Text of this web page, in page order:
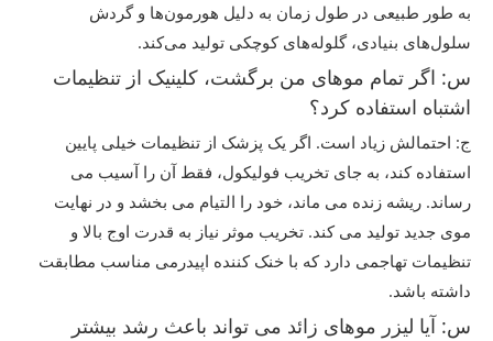
به طور طبیعی در طول زمان به دلیل هورمون‌ها و گردش
سلول‌های بنیادی، گلوله‌های کوچکی تولید می‌کند.
س: اگر تمام موهای من برگشت، کلینیک از تنظیمات
اشتباه استفاده کرد؟
ج: احتمالش زیاد است. اگر یک پزشک از تنظیمات خیلی پایین
استفاده کند، به جای تخریب فولیکول، فقط آن را آسیب می
رساند. ریشه زنده می ماند، خود را التیام می بخشد و در نهایت
موی جدید تولید می کند. تخریب موثر نیاز به قدرت اوج بالا و
تنظیمات تهاجمی دارد که با خنک کننده اپیدرمی مناسب مطابقت
داشته باشد.
س: آیا لیزر موهای زائد می تواند باعث رشد بیشتر